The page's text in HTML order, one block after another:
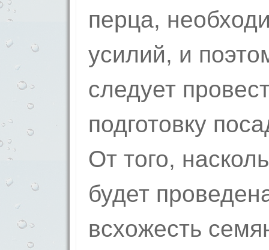
перца,
усилий, и
следует
подготовку
От того,
будет
всхожесть